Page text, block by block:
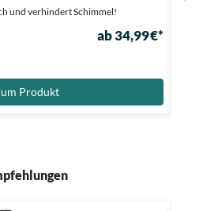
und verhindert Schimmel!
ab 34,99 €*
Produkt